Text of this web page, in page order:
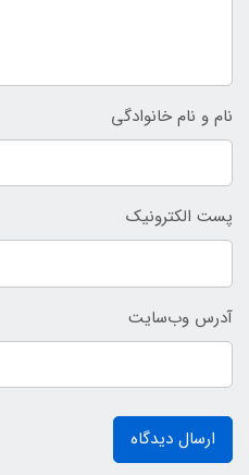
نام و نام خانوادگی
پست الکترونیک
آدرس وب‌سایت
ارسال دیدگاه